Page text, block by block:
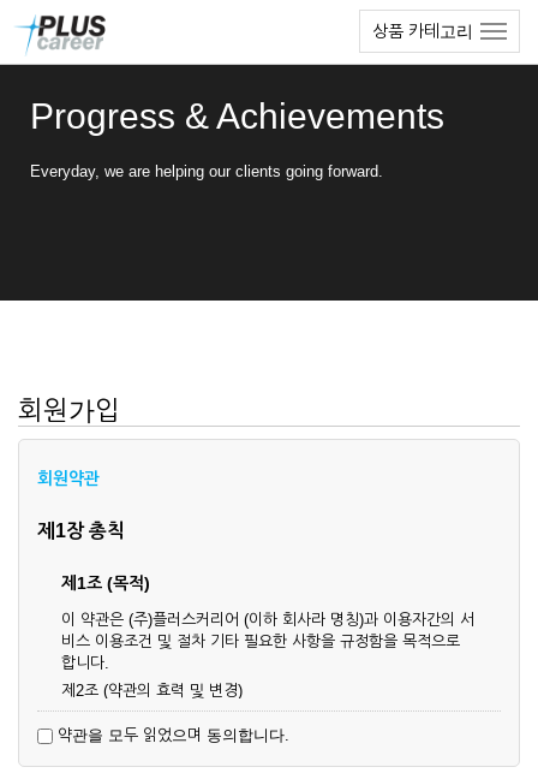
상품 카테고리
Progress & Achievements
Everyday, we are helping our clients going forward.
회원가입
회원약관
제1장 총칙
제1조 (목적)
이 약관은 (주)플러스커리어 (이하 회사라 명칭)과 이용자간의 서
비스 이용조건 및 절차 기타 필요한 사항을 규정함을 목적으로
합니다.
제2조 (약관의 효력 및 변경)
업상 중요 하거나 합리적인 사유가 발생할 경우 온라인 공사를
통하여 변경할 수 있습니다.
약관을 모두 읽었으며 동의합니다.